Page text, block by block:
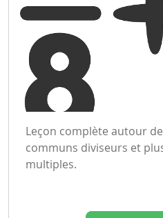
Leçon complète autour
communs diviseurs et
multiples.